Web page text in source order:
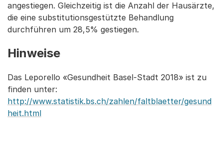
angestiegen. Gleichzeitig ist die Anzahl der Hausärzte,
die eine substitutionsgestützte Behandlung
durchführen um 28,5% gestiegen.
Hinweise
Das Leporello «Gesundheit Basel-Stadt 2018» ist zu
finden unter:
http://www.statistik.bs.ch/zahlen/faltblaetter/gesund
heit.html